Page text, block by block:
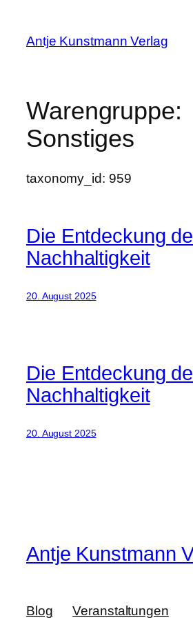
springen
Antje Kunstmann Verlag
Warengruppe:
Sonstiges
taxonomy_id: 959
Die Entdeckung
Nachhaltigkeit
20. August 2025
Die Entdeckung
Nachhaltigkeit
20. August 2025
Antje Kunstmann
Blog Veranstaltungen